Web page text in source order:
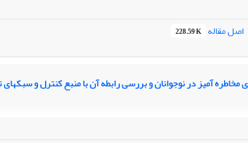
اصل مقاله 228.59 K
مخاطره آمیز در نوجوانان و بررسی رابطه آن با منبع کنترل و